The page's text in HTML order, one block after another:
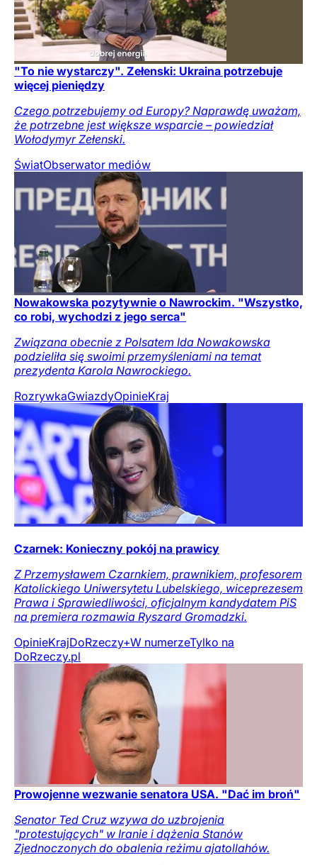
"To nie wystarczy". Zełenski: Ukraina potrzebuje
więcej pieniędzy
Czego potrzebujemy od Europy? Naprawdę uważam,
że potrzebne jest większe wsparcie – powiedział
Wołodymyr Zełenski.
ŚwiatObserwator mediów
Nowakowska pozytywnie o Nawrockim. "Wszystko,
co robi, wychodzi z jego serca"
Związana obecnie z Polsatem Ida Nowakowska
podzieliła się swoimi przemyśleniami na temat
prezydenta Karola Nawrockiego.
RozrywkaGwiazdyOpinieKraj
Czarnek: Konieczny pokój na prawicy
Z Przemysławem Czarnkiem, prawnikiem, profesorem
Katolickiego Uniwersytetu Lubelskiego, wiceprezesem
Prawa i Sprawiedliwości, oficjalnym kandydatem PiS
na premiera rozmawia Ryszard Gromadzki.
OpinieKrajDoRzeczy+W numerzeTylko na
DoRzeczy.pl
Prowojenne wezwanie senatora USA. "Dać im broń"
Senator Ted Cruz wzywa do uzbrojenia
"protestujących" w Iranie i dążenia Stanów
Zjednoczonych do obalenia reżimu ajatollahów.